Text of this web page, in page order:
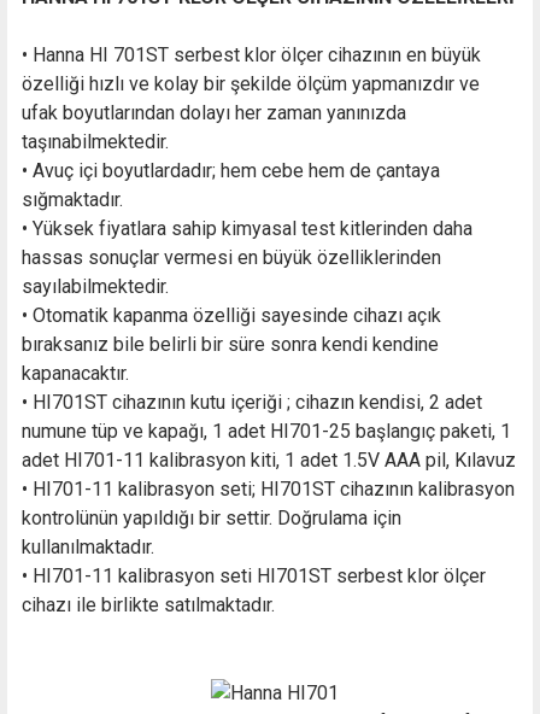
• Hanna HI 701ST serbest klor ölçer cihazının en büyük
özelliği hızlı ve kolay bir şekilde ölçüm yapmanızdır ve
ufak boyutlarından dolayı her zaman yanınızda
taşınabilmektedir.
• Avuç içi boyutlardadır; hem cebe hem de çantaya
sığmaktadır.
• Yüksek fiyatlara sahip kimyasal test kitlerinden daha
hassas sonuçlar vermesi en büyük özelliklerinden
sayılabilmektedir.
• Otomatik kapanma özelliği sayesinde cihazı açık
bıraksanız bile belirli bir süre sonra kendi kendine
kapanacaktır.
• HI701ST cihazının kutu içeriği ; cihazın kendisi, 2 adet
numune tüp ve kapağı, 1 adet HI701-25 başlangıç paketi, 1
adet HI701-11 kalibrasyon kiti, 1 adet 1.5V AAA pil, Kılavuz
• HI701-11 kalibrasyon seti; HI701ST cihazının kalibrasyon
kontrolünün yapıldığı bir settir. Doğrulama için
kullanılmaktadır.
• HI701-11 kalibrasyon seti HI701ST serbest klor ölçer
cihazı ile birlikte satılmaktadır.